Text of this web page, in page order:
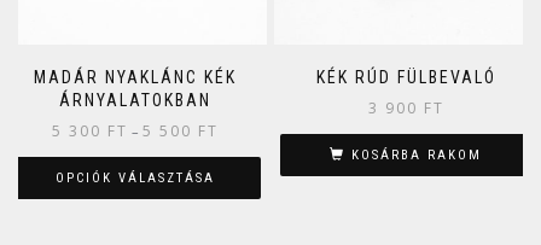
MADÁR NYAKLÁNC KÉK
ÁRNYALATOKBAN
5 300 FT – 5 500 FT
OPCIÓK VÁLASZTÁSA
KÉK RÚD FÜLBEVALÓ
3 900 FT
KOSÁRBA RAKOM